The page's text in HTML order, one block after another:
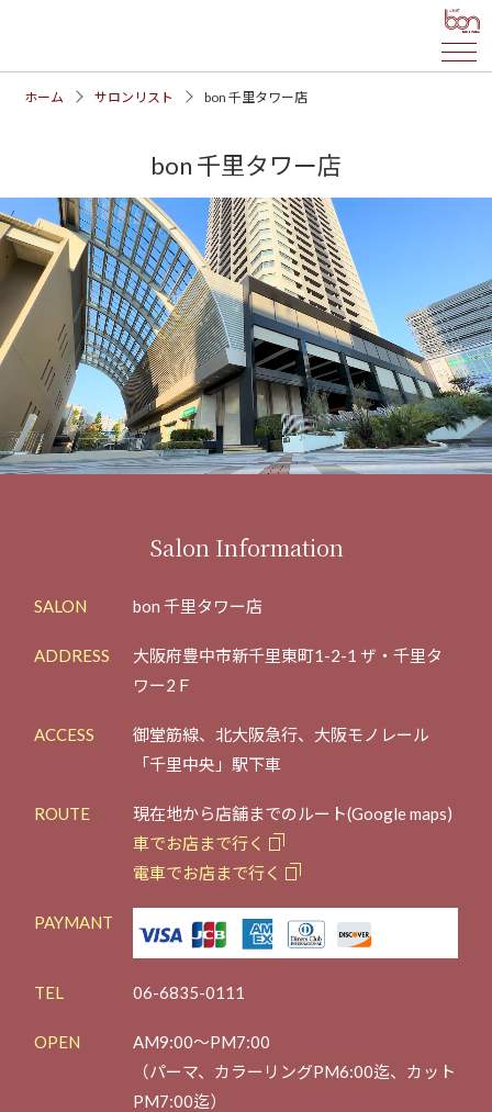
ホーム サロンリスト bon 千里タワー店
bon 千里タワー店
Salon Information
SALON bon 千里タワー店
ADDRESS
大阪府豊中市新千里東町1-2-1 ザ・千里タ
ワー2Ｆ
ACCESS
御堂筋線、北大阪急行、大阪モノレール
「千里中央」駅下車
ROUTE
現在地から店舗までのルート(Google maps)
車でお店まで行く
電車でお店まで行く
PAYMANT
TEL 06-6835-0111
OPEN
AM9:00～PM7:00
（パーマ、カラーリングPM6:00迄、カット
PM7:00迄）